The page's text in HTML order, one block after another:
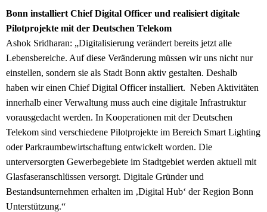
Bonn installiert Chief Digital Officer und realisiert digitale
Pilotprojekte mit der Deutschen Telekom
Ashok Sridharan: „Digitalisierung verändert bereits jetzt alle
Lebensbereiche. Auf diese Veränderung müssen wir uns nicht nur
einstellen, sondern sie als Stadt Bonn aktiv gestalten. Deshalb
haben wir einen Chief Digital Officer installiert. Neben Aktivitäten
innerhalb einer Verwaltung muss auch eine digitale Infrastruktur
vorausgedacht werden. In Kooperationen mit der Deutschen
Telekom sind verschiedene Pilotprojekte im Bereich Smart Lighting
oder Parkraumbewirtschaftung entwickelt worden. Die
unterversorgten Gewerbegebiete im Stadtgebiet werden aktuell mit
Glasfaseranschlüssen versorgt. Digitale Gründer und
Bestandsunternehmen erhalten im ‚Digital Hub‘ der Region Bonn
Unterstützung.“